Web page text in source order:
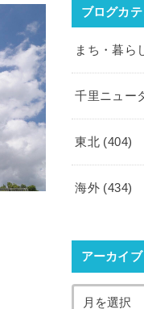
ブログカ
まち・暮ら
千里ニュー
東北 (404)
海外 (434)
アーカイブ